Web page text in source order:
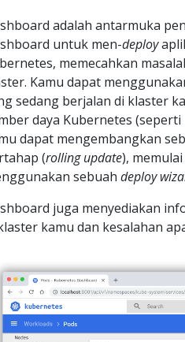
adalah antarmuka
untuk men-deploy
memecahkan
Kamu dapat
sedang berjalan di klaster
daya Kubernetes (seperti
dapat mengembangkan
(rolling update),
sebuah deploy
juga menyediakan
kamu dan kesalahan